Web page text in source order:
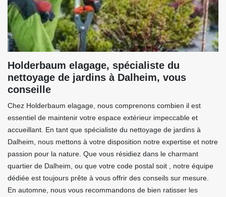
Holderbaum elagage, spécialiste du
nettoyage de jardins à Dalheim, vous
conseille
Chez Holderbaum elagage, nous comprenons combien il est
essentiel de maintenir votre espace extérieur impeccable et
accueillant. En tant que spécialiste du nettoyage de jardins à
Dalheim, nous mettons à votre disposition notre expertise et notre
passion pour la nature. Que vous résidiez dans le charmant
quartier de Dalheim, ou que votre code postal soit , notre équipe
dédiée est toujours prête à vous offrir des conseils sur mesure.
En automne, nous vous recommandons de bien ratisser les